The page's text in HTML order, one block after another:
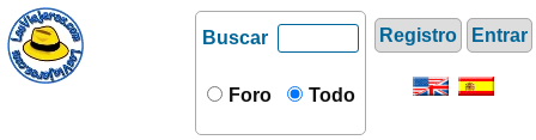
Registro Entrar
Buscar
Foro Todo